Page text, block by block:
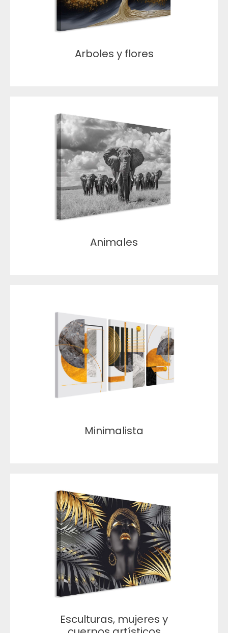
Arboles y flores
Animales
Minimalista
Esculturas, mujeres y